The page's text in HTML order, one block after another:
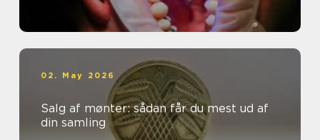
02. May 2026
Salg af mønter: sådan får du mest ud af
din samling